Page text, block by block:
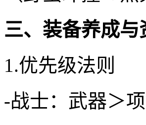
三、装备养成
1.优先级法则
-战士：武器＞